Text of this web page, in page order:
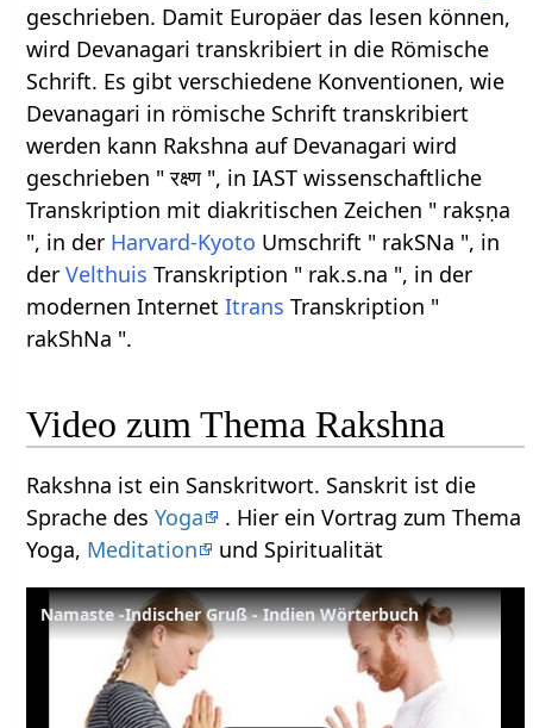
geschrieben. Damit Europäer das lesen können,
wird Devanagari transkribiert in die Römische
Schrift. Es gibt verschiedene Konventionen, wie
Devanagari in römische Schrift transkribiert
werden kann Rakshna auf Devanagari wird
geschrieben " रक्ष्ण ", in IAST wissenschaftliche
Transkription mit diakritischen Zeichen " rakṣṇa
", in der Harvard-Kyoto Umschrift " rakSNa ", in
derVelthuis Transkription " rak.s.na ", in der
modernen InternetItrans Transkription "
rakShNa ".
Video zum Thema Rakshna
Rakshna ist ein Sanskritwort. Sanskrit ist die
Sprache desYoga
. Hier ein Vortrag zum Thema
Yoga, Meditation und Spiritualität
Namaste -Indischer Gruß - Indien Wörterbuch